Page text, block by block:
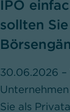
IPO
sollten
30.06.2026 –
Sie als